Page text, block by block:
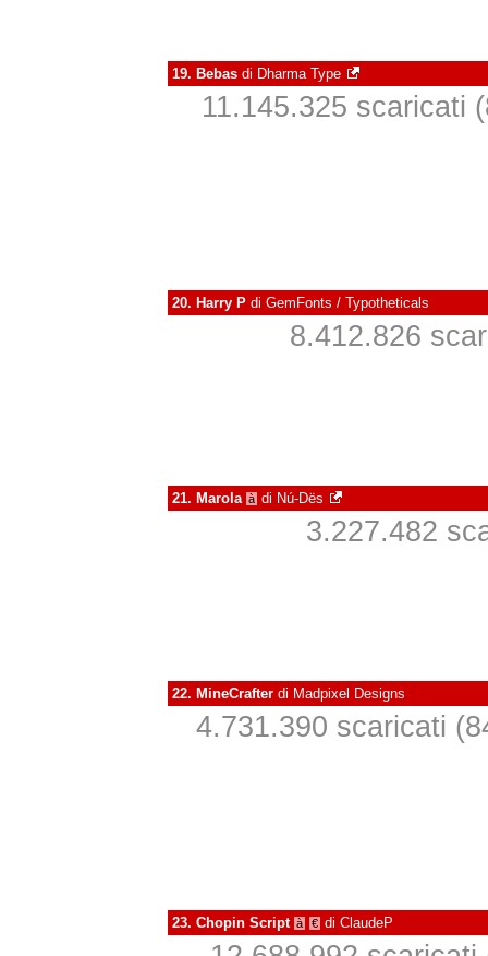
19. Bebas di Dharma Type
11.145.325 scaricati
20. Harry P di GemFonts / Typotheticals
8.412.826
21. Marola à di Nú-Dës
3.227.482
22. MineCrafter di Madpixel Designs
4.731.390 scaricati
23. Chopin Script à € di ClaudeP